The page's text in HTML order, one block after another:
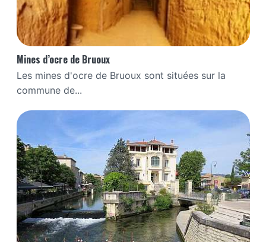
Mines d’ocre de Bruoux
Les mines d'ocre de Bruoux sont situées sur la
commune de...